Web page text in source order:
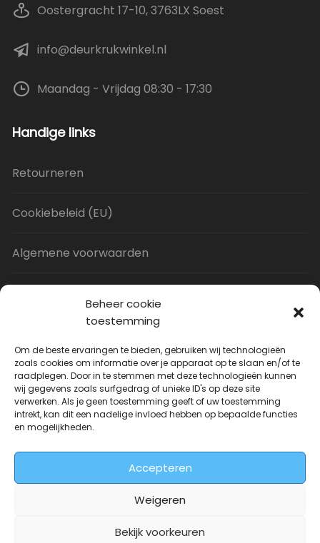
Beheer cookie
toestemming
Om de beste ervaringen te bieden, gebruiken wij technologieën
zoals cookies om informatie over je apparaat op te slaan en/of te
raadplegen. Door in te stemmen met deze technologieën kunnen
wij gegevens zoals surfgedrag of unieke ID's op deze site
verwerken. Als je geen toestemming geeft of uw toestemming
intrekt, kan dit een nadelige invloed hebben op bepaalde functies
en mogelijkheden.
Accepteren
Weigeren
Bekijk voorkeuren
Oostergracht 17-10, 3763LX Soest
info@deurkrukwinkel.nl
Maandag - Vrijdag 08:30 - 17:30
Handige links
Retourneren
Cookiebeleid (EU)
Algemene voorwaarden
Uitverkoop
JNF Deurklink gebogen 16mm
prijs
was:
prijs
is: